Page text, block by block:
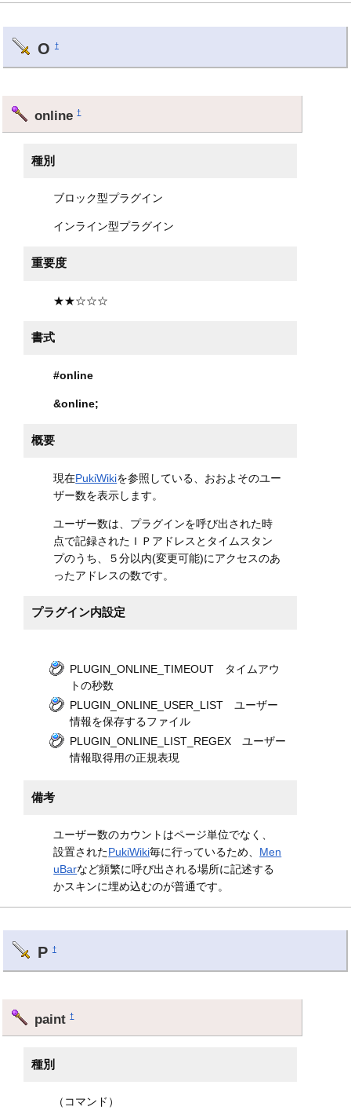
O †
online†
種別
ブロック型プラグイン
インライン型プラグイン
重要度
★★☆☆☆
書式
#online
&online;
概要
現在PukiWikiを参照している、おおよそのユー
ザー数を表示します。
ユーザー数は、プラグインを呼び出された時
点で記録されたＩＰアドレスとタイムスタン
プのうち、５分以内(変更可能)にアクセスのあ
ったアドレスの数です。
プラグイン内設定
PLUGIN_ONLINE_TIMEOUT タイムアウ
トの秒数
PLUGIN_ONLINE_USER_LIST ユーザー
情報を保存するファイル
PLUGIN_ONLINE_LIST_REGEX ユーザー
情報取得用の正規表現
備考
ユーザー数のカウントはページ単位でなく、
設置されたPukiWiki毎に行っているため、 Men
uBarなど頻繁に呼び出される場所に記述する
かスキンに埋め込むのが普通です。
P †
paint†
種別
（コマンド）